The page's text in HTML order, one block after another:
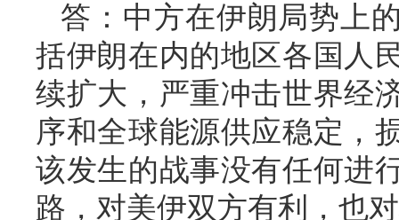
答：中方在伊朗局势上
括伊朗在内的地区各国人
续扩大，严重冲击世界经
序和全球能源供应稳定，
该发生的战事没有任何进
路，对美伊双方有利，也